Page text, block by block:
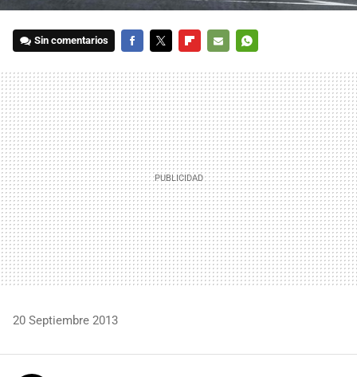
Sin comentarios
MAIL
20 Septiembre 2013